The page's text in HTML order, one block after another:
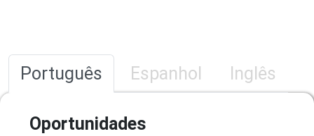
Português Espanhol Inglês
Oportunidades